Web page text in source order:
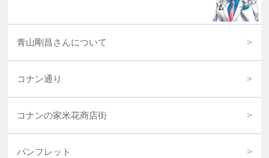
青山剛昌さんについて
コナン通り
コナンの家米花商店街
パンフレット